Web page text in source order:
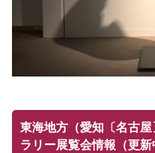
東海地方（愛知〔名古
ラリー展覧会情報（更新